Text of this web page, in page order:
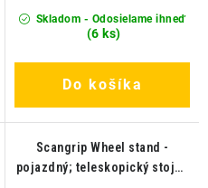
Skladom - Odosielame ihneď
(6 ks)
Do košíka
Scangrip Wheel stand -
pojazdný; teleskopický stojan